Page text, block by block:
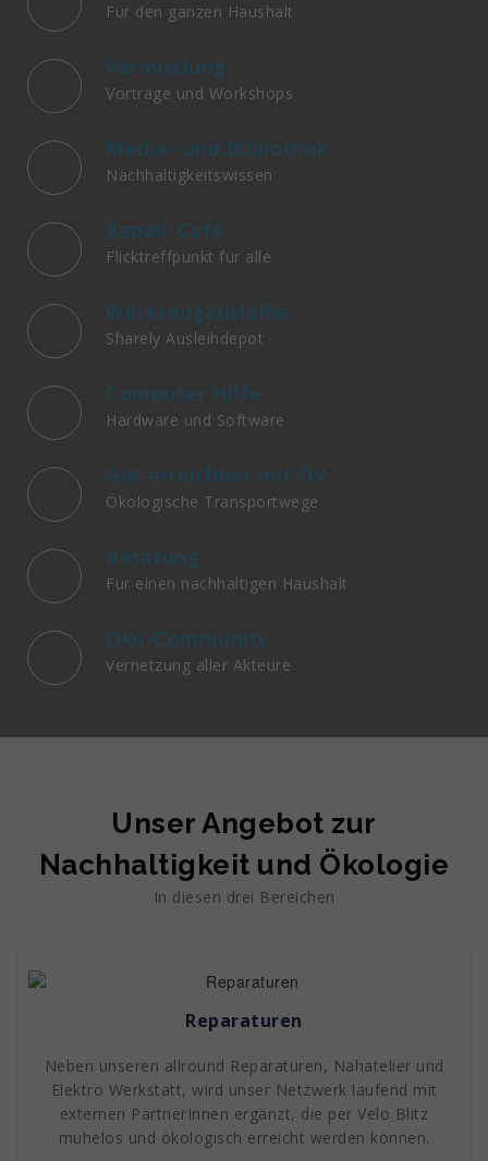
Für den ganzen Haushalt
Vermittlung
Vorträge und Workshops
Media- und Bibliothek
Nachhaltigkeitswissen
Repair Café
Flicktreffpunkt für alle
Werkzeugausleihe
Sharely Ausleihdepot
Computer Hilfe
Hardware und Software
Gut erreichbar mit ÖV
Ökologische Transportwege
Beratung
Für einen nachhaltigen Haushalt
Öko-Community
Vernetzung aller Akteure
Unser Angebot zur
Nachhaltigkeit und Ökologie
In diesen drei Bereichen
Reparaturen
Neben unseren allround Reparaturen, Nähatelier und
Elektro Werkstatt, wird unser Netzwerk laufend mit
externen PartnerInnen ergänzt, die per Velo Blitz
mühelos und ökologisch erreicht werden können.